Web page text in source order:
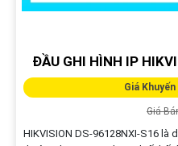
ĐẦU GHI HÌNH IP
Giá
Giá
HIKVISION DS‑96128NXI‑S16